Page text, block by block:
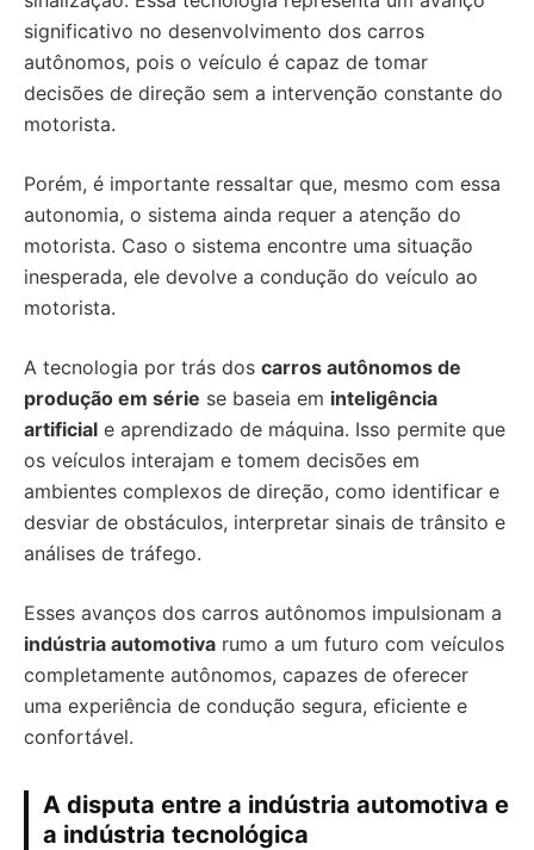
significativo no desenvolvimento dos carros
autônomos, pois o veículo é capaz de tomar
decisões de direção sem a intervenção constante do
motorista.
Porém, é importante ressaltar que, mesmo com essa
autonomia, o sistema ainda requer a atenção do
motorista. Caso o sistema encontre uma situação
inesperada, ele devolve a condução do veículo ao
motorista.
A tecnologia por trás dos carros autônomos de
produção em série se baseia em inteligência
artificial e aprendizado de máquina. Isso permite que
os veículos interajam e tomem decisões em
ambientes complexos de direção, como identificar e
desviar de obstáculos, interpretar sinais de trânsito e
análises de tráfego.
Esses avanços dos carros autônomos impulsionam a
indústria automotiva rumo a um futuro com veículos
completamente autônomos, capazes de oferecer
uma experiência de condução segura, eficiente e
confortável.
A disputa entre a indústria automotiva e
a indústria tecnológica